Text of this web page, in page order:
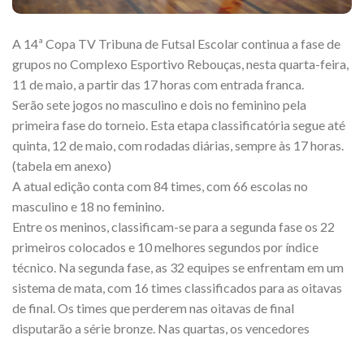
A 14ª Copa TV Tribuna de Futsal Escolar continua a fase de
grupos no Complexo Esportivo Rebouças, nesta quarta-feira,
11 de maio, a partir das 17 horas com entrada franca.
Serão sete jogos no masculino e dois no feminino pela
primeira fase do torneio. Esta etapa classificatória segue até
quinta, 12 de maio, com rodadas diárias, sempre às 17 horas.
(tabela em anexo)
A atual edição conta com 84 times, com 66 escolas no
masculino e 18 no feminino.
Entre os meninos, classificam-se para a segunda fase os 22
primeiros colocados e 10 melhores segundos por índice
técnico. Na segunda fase, as 32 equipes se enfrentam em um
sistema de mata, com 16 times classificados para as oitavas
de final. Os times que perderem nas oitavas de final
disputarão a série bronze. Nas quartas, os vencedores